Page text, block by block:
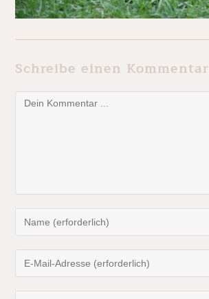
Schreibe einen Kommentar